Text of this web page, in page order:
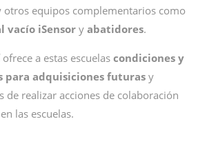
otros equipos complementarios como
vacío iSensory abatidores.
ofrece a estas escuelas condiciones y
para adquisiciones futuras y
de realizar acciones de colaboración
las escuelas.